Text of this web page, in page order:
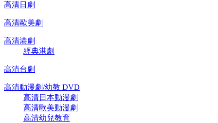
高清日劇
高清歐美劇
高清港劇
經典港劇
高清台劇
高清動漫劇/幼教 DVD
高清日本動漫劇
高清歐美動漫劇
高清幼兒教育